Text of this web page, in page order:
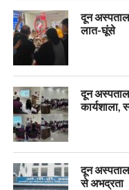
दून
लात-घूंसे
दून
कार्यशाला,
दून
से अभद्रता